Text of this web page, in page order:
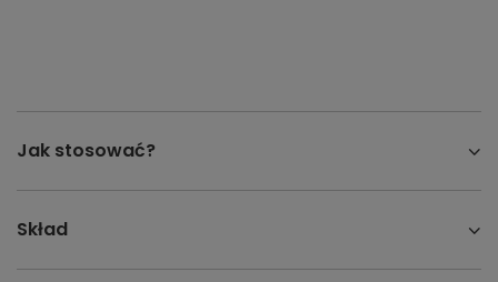
Jak stosować?
Skład